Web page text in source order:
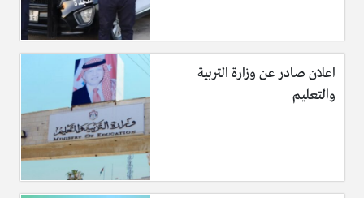
بعد حصوله على العمل في كندا، وهو امر هام جداً ، ومن ثم
يقوم الشخص في مقارنة الأجر في مستوى المعيشة سوا أكان
الشخص سوف يهاجر إلى كندا لوحدة او مع أسرتة ِ.
أفضل المدن في كندا
اعلان صادر عن وزارة التربية
والتعليم